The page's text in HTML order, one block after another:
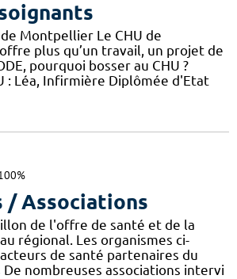
Montpellier Le CHU de
plus qu’un travail, un projet de
pourquoi bosser au CHU ?
: Léa, Infirmière Diplômée d'Etat
/ Associations
de l'offre de santé et de la
régional. Les organismes ci-
de santé partenaires du
De nombreuses associations intervi